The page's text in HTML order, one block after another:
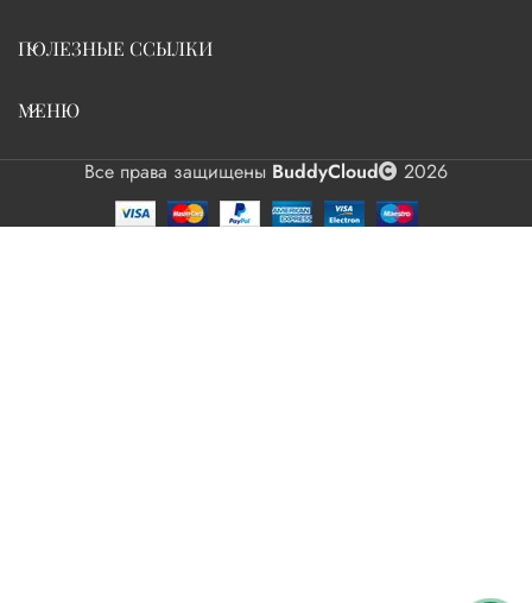
ПОЛЕЗНЫЕ ССЫЛКИ
МЕНЮ
Все права защищены BuddyCloud 2026